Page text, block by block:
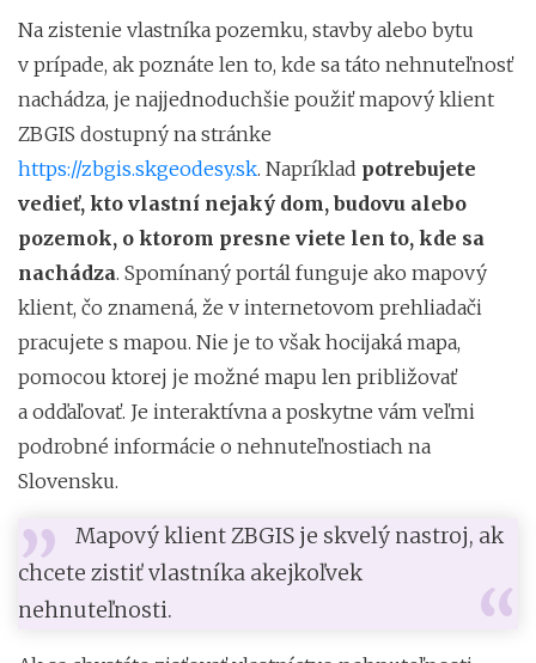
Na zistenie vlastníka pozemku, stavby alebo bytu
v prípade, ak poznáte len to, kde sa táto nehnuteľnosť
nachádza, je najjednoduchšie použiť mapový klient
ZBGIS dostupný na stránke
https://zbgis.skgeodesy.sk. Napríklad potrebujete
vedieť, kto vlastní nejaký dom, budovu alebo
pozemok, o ktorom presne viete len to, kde sa
nachádza. Spomínaný portál funguje ako mapový
klient, čo znamená, že v internetovom prehliadači
pracujete s mapou. Nie je to však hocijaká mapa,
pomocou ktorej je možné mapu len približovať
a odďaľovať. Je interaktívna a poskytne vám veľmi
podrobné informácie o nehnuteľnostiach na
Slovensku.
Mapový klient ZBGIS je skvelý nastroj, ak
chcete zistiť vlastníka akejkoľvek
nehnuteľnosti.